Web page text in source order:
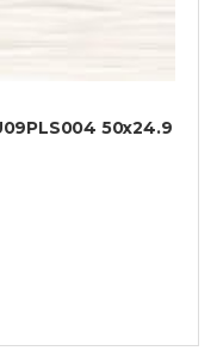
50х24.9